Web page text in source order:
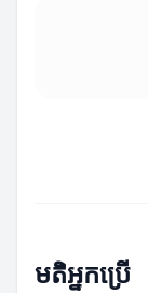
មតិអ្នកប្រើ